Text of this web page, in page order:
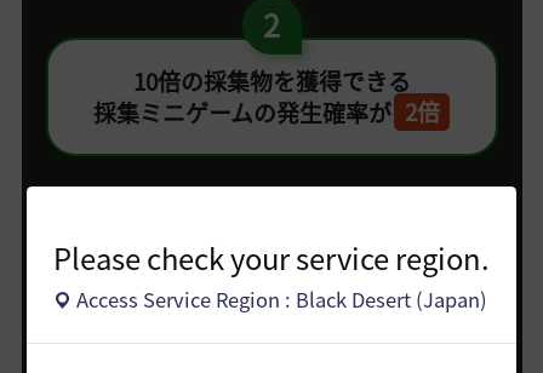
Please check your service region.
Access Service Region : Black Desert (Japan)
2
10倍の採集物を獲得できる
採集ミニゲームの発生確率が 2倍